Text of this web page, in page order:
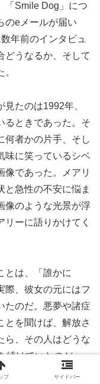
「Smile Dog」につ
のeメールが届い
年前のインタビュ
どうなるか、そして
見たのは1992年、
るときであった。そ
何者かの片手、そし
味に笑っているシベ
像であった。メアリ
と急性の不安に悩ま
像のような光景が浮
ーに語りかけてく
とは、「誰かに
際、彼女の元にはフ
たのだ。悪夢や諸症
とを聞けば、解放さ
ら、その人はどうな
続けていたのだ。
アリーは画像を見ず
プ サイドバー